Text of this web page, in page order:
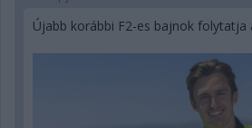
Újabb korábbi F2-es bajnok folytatja